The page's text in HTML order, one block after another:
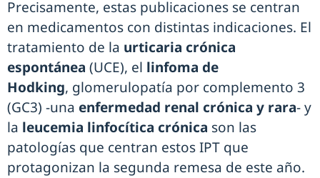
Precisamente, estas publicaciones se centran
en medicamentos con distintas indicaciones. El
tratamiento de la urticaria crónica
espontánea (UCE), el linfoma de
Hodking, glomerulopatía por complemento 3
(GC3) -una enfermedad renal crónica y rara- y
la leucemia linfocítica crónica son las
patologías que centran estos IPT que
protagonizan la segunda remesa de este año.